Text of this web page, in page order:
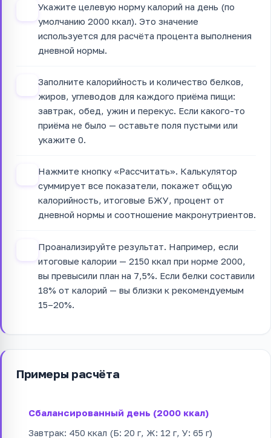
Укажите целевую норму калорий на день (по
умолчанию 2000 ккал). Это значение
используется для расчёта процента выполнения
дневной нормы.
Заполните калорийность и количество белков,
жиров, углеводов для каждого приёма пищи:
завтрак, обед, ужин и перекус. Если какого-то
приёма не было — оставьте поля пустыми или
укажите 0.
Нажмите кнопку «Рассчитать». Калькулятор
суммирует все показатели, покажет общую
калорийность, итоговые БЖУ, процент от
дневной нормы и соотношение макронутриентов.
Проанализируйте результат. Например, если
итоговые калории — 2150 ккал при норме 2000,
вы превысили план на 7,5%. Если белки составили
18% от калорий — вы близки к рекомендуемым
15–20%.
Примеры расчёта
Сбалансированный день (2000 ккал)
Завтрак: 450 ккал (Б: 20 г, Ж: 12 г, У: 65 г)